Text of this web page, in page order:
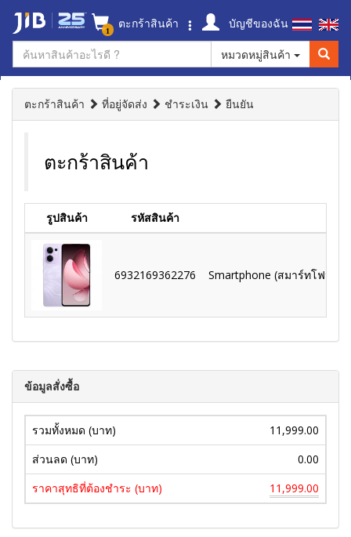
1 ตะกร้าสินค้า
บัญชีของฉัน
หมวดหมู่สินค้า
ตะกร้าสินค้า ที่อยู่จัดส่ง ชำระเงิน ยืนยัน
ตะกร้าสินค้า
รูปสินค้า รหัสสินค้า
6932169362276 Smartphone (สมาร์ทโฟน)
ข้อมูลสั่งซื้อ
รวมทั้งหมด (บาท)
11,999.00
ส่วนลด (บาท)
0.00
ราคาสุทธิที่ต้องชำระ (บาท)
11,999.00